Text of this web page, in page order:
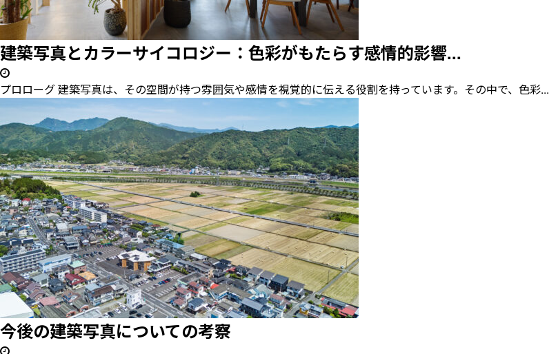
建築写真とカラーサイコロジー：色彩がもたらす感情的影響...
プロローグ 建築写真は、その空間が持つ雰囲気や感情を視覚的に伝える役割を持っています。その中で、色彩...
今後の建築写真についての考察